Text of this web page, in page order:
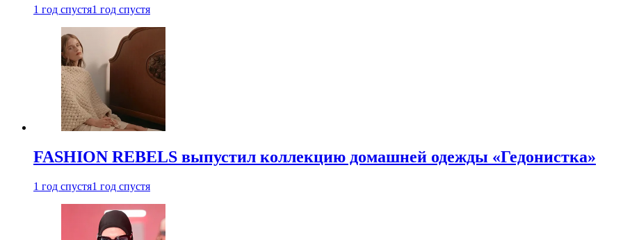
1 год спустя1 год спустя
FASHION REBELS выпустил коллекцию домашней одежды «Гедонистка»
1 год спустя1 год спустя